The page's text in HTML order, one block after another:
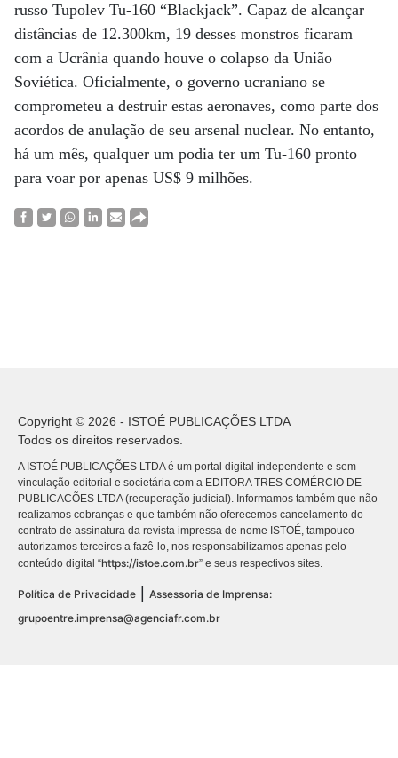
russo Tupolev Tu-160 “Blackjack”. Capaz de alcançar
distâncias de 12.300km, 19 desses monstros ficaram
com a Ucrânia quando houve o colapso da União
Soviética. Oficialmente, o governo ucraniano se
comprometeu a destruir estas aeronaves, como parte dos
acordos de anulação de seu arsenal nuclear. No entanto,
há um mês, qualquer um podia ter um Tu-160 pronto
para voar por apenas US$ 9 milhões.
Copyright © 2026 - ISTOÉ PUBLICAÇÕES LTDA
Todos os direitos reservados.
A ISTOÉ PUBLICAÇÕES LTDA é um portal digital independente e sem
vinculação editorial e societária com a EDITORA TRES COMÉRCIO DE
PUBLICACÕES LTDA (recuperação judicial). Informamos também que não
realizamos cobranças e que também não oferecemos cancelamento do
contrato de assinatura da revista impressa de nome ISTOÉ, tampouco
autorizamos terceiros a fazê-lo, nos responsabilizamos apenas pelo
conteúdo digital “https://istoe.com.br” e seus respectivos sites.
Política de Privacidade
Assessoria de Imprensa:
grupoentre.imprensa@agenciafr.com.br